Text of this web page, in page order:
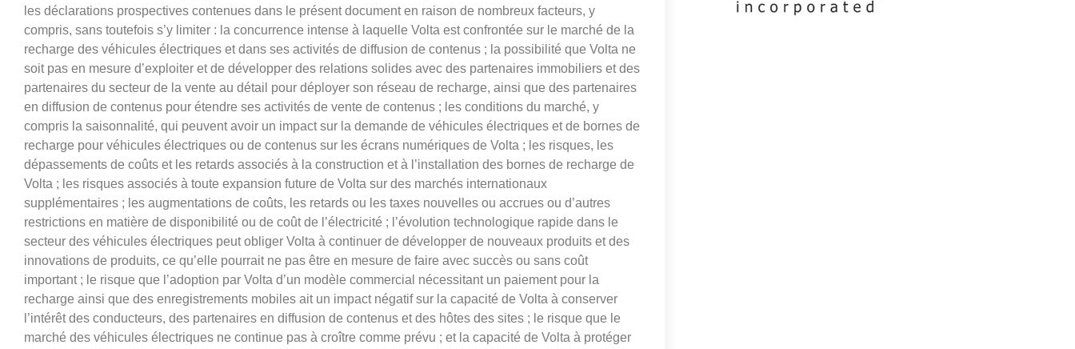
les déclarations prospectives contenues dans le présent document en raison de nombreux facteurs, y
compris, sans toutefois s’y limiter : la concurrence intense à laquelle Volta est confrontée sur le marché de la
recharge des véhicules électriques et dans ses activités de diffusion de contenus ; la possibilité que Volta ne
soit pas en mesure d’exploiter et de développer des relations solides avec des partenaires immobiliers et des
partenaires du secteur de la vente au détail pour déployer son réseau de recharge, ainsi que des partenaires
en diffusion de contenus pour étendre ses activités de vente de contenus ; les conditions du marché, y
compris la saisonnalité, qui peuvent avoir un impact sur la demande de véhicules électriques et de bornes de
recharge pour véhicules électriques ou de contenus sur les écrans numériques de Volta ; les risques, les
dépassements de coûts et les retards associés à la construction et à l’installation des bornes de recharge de
Volta ; les risques associés à toute expansion future de Volta sur des marchés internationaux
supplémentaires ; les augmentations de coûts, les retards ou les taxes nouvelles ou accrues ou d’autres
restrictions en matière de disponibilité ou de coût de l’électricité ; l’évolution technologique rapide dans le
secteur des véhicules électriques peut obliger Volta à continuer de développer de nouveaux produits et des
innovations de produits, ce qu’elle pourrait ne pas être en mesure de faire avec succès ou sans coût
important ; le risque que l’adoption par Volta d’un modèle commercial nécessitant un paiement pour la
recharge ainsi que des enregistrements mobiles ait un impact négatif sur la capacité de Volta à conserver
l’intérêt des conducteurs, des partenaires en diffusion de contenus et des hôtes des sites ; le risque que le
marché des véhicules électriques ne continue pas à croître comme prévu ; et la capacité de Volta à protéger